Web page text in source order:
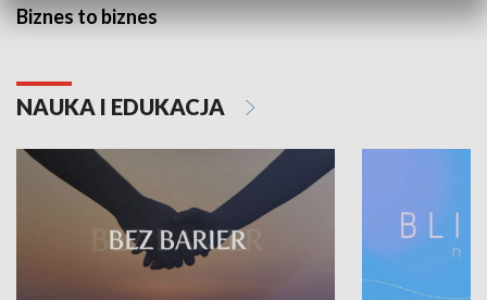
Biznes to biznes
NAUKA I EDUKACJA